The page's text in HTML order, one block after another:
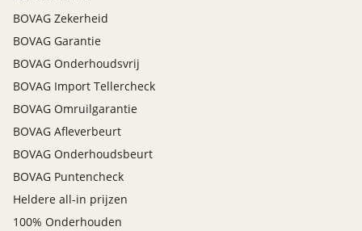
BOVAG Zekerheid
BOVAG Garantie
BOVAG Onderhoudsvrij
BOVAG Import Tellercheck
BOVAG Omruilgarantie
BOVAG Afleverbeurt
BOVAG Onderhoudsbeurt
BOVAG Puntencheck
Heldere all-in prijzen
100% Onderhouden